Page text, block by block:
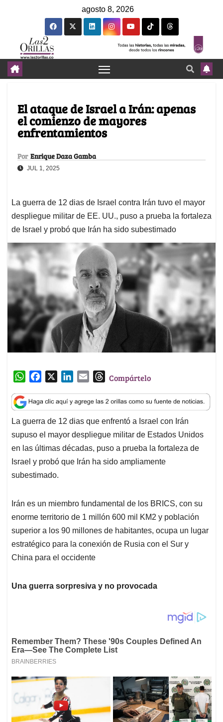
agosto 8, 2026
El ataque de Israel a Irán: apenas
el comienzo de mayores
enfrentamientos
Por Enrique Daza Gamba
JUL 1, 2025
La guerra de 12 dias de Israel contra Irán tuvo el mayor
despliegue militar de EE. UU., puso a prueba la fortaleza
de Israel y probó que Irán ha sido subestimado
W
a
t
s
A
p
p
c
e
b
o
o
k
n
k
e
d
I
n
a
i
l
T
r
e
a
d
s
Compártelo
La guerra de 12 dias que enfrentó a Israel con Irán
supuso el mayor despliegue militar de Estados Unidos
en las últimas décadas, puso a prueba la fortaleza de
Israel y probó que Irán ha sido ampliamente
subestimado.
Irán es un miembro fundamental de los BRICS, con su
enorme territorio de 1 millón 600 mil KM2 y población
superior a los 90 millones de habitantes, ocupa un lugar
estratégico para la conexión de Rusia con el Sur y
China para el occidente
Una guerra sorpresiva y no provocada